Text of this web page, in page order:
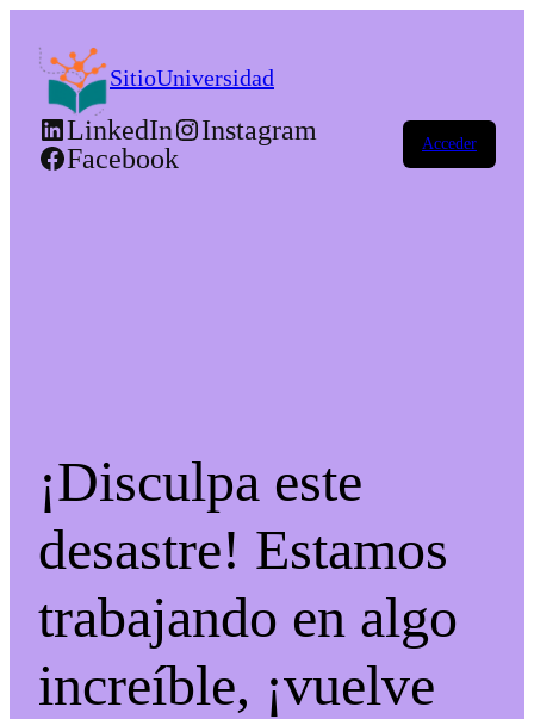
SitioUniversidad
LinkedIn
Instagram
Facebook
Acceder
¡Disculpa este
desastre! Estamos
trabajando en algo
increíble, ¡vuelve